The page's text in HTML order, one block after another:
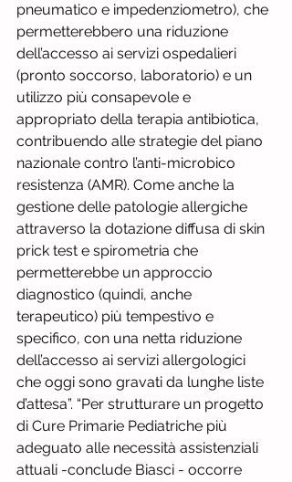
pneumatico e impedenziometro), che
permetterebbero una riduzione
dell’accesso ai servizi ospedalieri
(pronto soccorso, laboratorio) e un
utilizzo più consapevole e
appropriato della terapia antibiotica,
contribuendo alle strategie del piano
nazionale contro l’anti-microbico
resistenza (AMR). Come anche la
gestione delle patologie allergiche
attraverso la dotazione diffusa di skin
prick test e spirometria che
permetterebbe un approccio
diagnostico (quindi, anche
terapeutico) più tempestivo e
specifico, con una netta riduzione
dell’accesso ai servizi allergologici
che oggi sono gravati da lunghe liste
d’attesa”. “Per strutturare un progetto
di Cure Primarie Pediatriche più
adeguato alle necessità assistenziali
attuali -conclude Biasci - occorre